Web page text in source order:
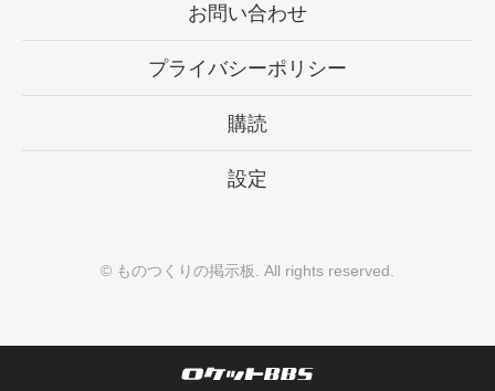
お問い合わせ
プライバシーポリシー
購読
設定
© ものつくりの掲示板 . All rights reserved.